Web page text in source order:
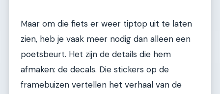
Maar om die fiets er weer tiptop uit te laten
zien, heb je vaak meer nodig dan alleen een
poetsbeurt. Het zijn de details die hem
afmaken: de decals. Die stickers op de
framebuizen vertellen het verhaal van de